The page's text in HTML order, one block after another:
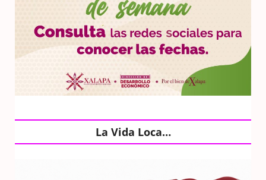
La Vida Loca…